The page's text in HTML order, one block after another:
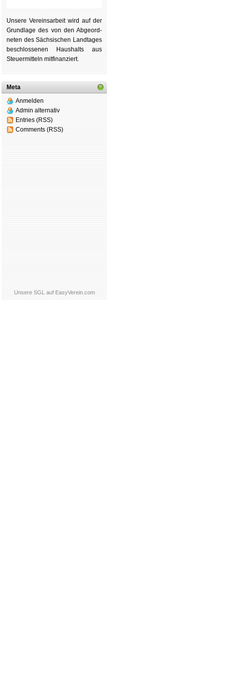
Unsere Ver­eins­ar­beit wird auf der
Grund­lage des von den Ab­ge­ord­
ne­ten des Säch­si­schen Land­tages
be­schlos­se­nen Haus­halts aus
Steu­er­mitteln mit­fi­nan­ziert.
Meta
Anmelden
Admin alternativ
Entries (RSS)
Comments (RSS)
Unsere SGL auf EasyVerein.com